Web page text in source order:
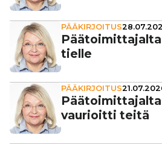
PÄÄKIRJOITUS
tielle
PÄÄKIRJOITUS
vau­ri­oitti teitä